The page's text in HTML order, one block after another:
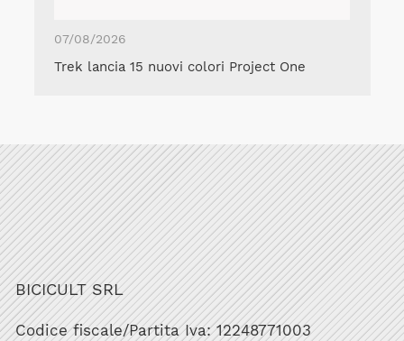
07/08/2026
Trek lancia 15 nuovi colori Project One
BICICULT SRL
Codice fiscale/Partita Iva: 12248771003